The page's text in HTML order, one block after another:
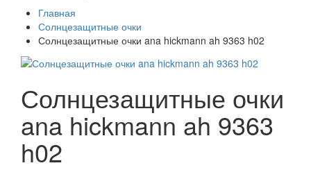
Главная
Солнцезащитные очки
Солнцезащитные очки ana hickmann ah 9363 h02
Солнцезащитные очки
ana hickmann ah 9363
h02